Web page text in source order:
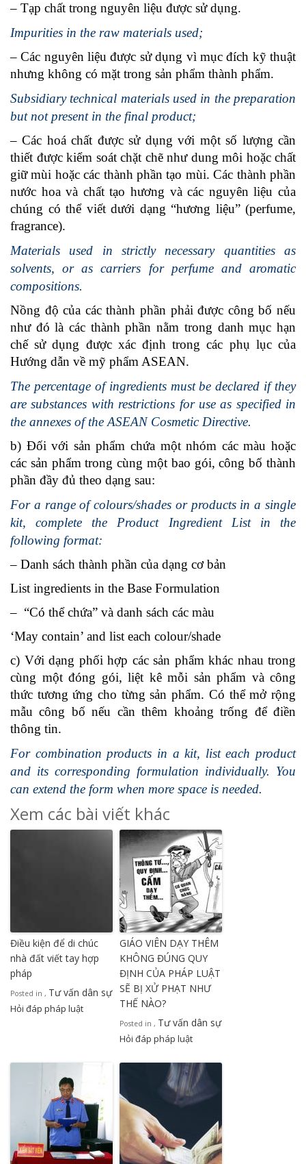
– Tạp chất trong nguyên liệu được sử dụng.
Impurities in the raw materials used;
– Các nguyên liệu được sử dụng vì mục đích kỹ thuật
nh­ưng không có mặt trong sản phẩm thành phẩm.
Subsidiary technical materials used in the preparation
but not present in the final product;
– Các hoá chất được sử dụng với một số lượng cần
thiết đư­ợc kiểm soát chặt chẽ như dung môi hoặc chất
giữ mùi hoặc các thành phần tạo mùi. Các thành phần
nước hoa và chất tạo hương và các nguyên liệu của
chúng có thể viết dưới dạng “hương liệu” (perfume,
fragrance).
Materials used in strictly necessary quantities as
solvents, or as carriers for perfume and aromatic
compositions.
Nồng độ của các thành phần phải được công bố nếu
như đó là các thành phần nằm trong danh mục hạn
chế sử dụng được xác định trong các phụ lục của
Hướng dẫn về mỹ phẩm ASEAN.
The percentage of ingredients must be declared if they
are substances with restrictions for use as specified in
the annexes of the ASEAN Cosmetic Directive.
b) Đối với sản phẩm chứa một nhóm các màu hoặc
các sản phẩm trong cùng một bao gói, công bố thành
phần đầy đủ theo dạng sau:
For a range of colours/shades or products in a single
kit, complete the Product Ingredient List in the
following format:
– Danh sách thành phần của dạng cơ bản
List ingredients in the Base Formulation
– “Có thể chứa” và danh sách các màu
‘May contain’ and list each colour/shade
c) Với dạng phối hợp các sản phẩm khác nhau trong
cùng một đóng gói, liệt kê mỗi sản phẩm và công
thức tương ứng cho từng sản phẩm. Có thể mở rộng
mẫu công bố nếu cần thêm khoảng trống để điền
thông tin.
For combination products in a kit, list each product
and its corresponding formulation individually. You
can extend the form when more space is needed.
Xem các bài viết khác
Điều kiện để di chúc
nhà đất viết tay hợp
pháp
Posted in
Hỏi đáp pháp luật
, Tư vấn dân sự
GIÁO VIÊN DẠY THÊM
KHÔNG ĐÚNG QUY
ĐỊNH CỦA PHÁP LUẬT
SẼ BỊ XỬ PHẠT NHƯ
THẾ NÀO?
Posted in
Hỏi đáp pháp luật
, Tư vấn dân sự